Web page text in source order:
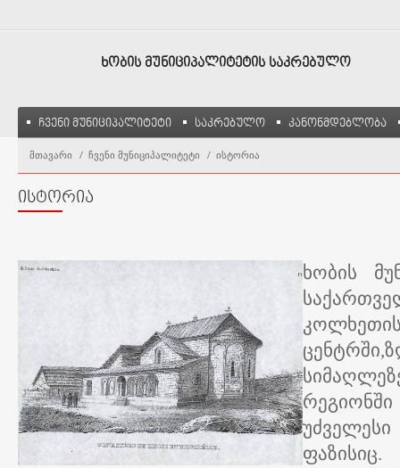
ᲮᲝᲑᲘᲡ ᲛᲣᲜᲘᲪᲘᲞᲐᲚᲘᲢᲔᲢᲘᲡ ᲡᲐᲙᲠᲔᲑᲣᲚᲝ
ჩვენი მუნიციპალიტეტი საკრებულო კანონმდებლობა
მთავარი ჩვენი მუნიციპალიტეტი ისტორია
ისტორია
ხობის